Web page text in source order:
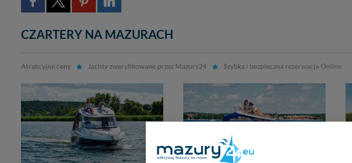
CZARTERY NA MAZURACH
Atrakcyjne ceny Jachty zweryfikowane przez Mazury24 Szybka i bezpieczna rezerwacja Online